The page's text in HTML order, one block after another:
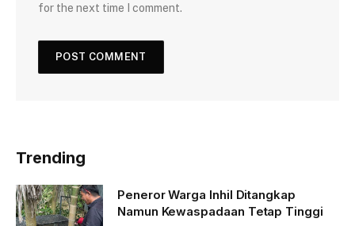
for the next time I comment.
Trending
Peneror Warga Inhil Ditangkap
Namun Kewaspadaan Tetap Tinggi